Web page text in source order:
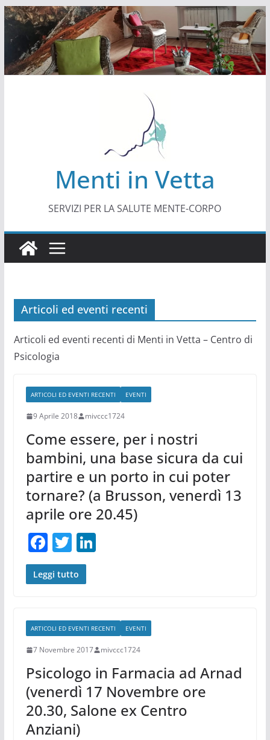
Salta
contenuto
Menti in Vetta
SERVIZI PER LA SALUTE MENTE-CORPO
Articoli ed eventi recenti
Articoli ed eventi recenti di Menti in Vetta – Centro di
Psicologia
ARTICOLI ED EVENTI RECENTI EVENTI
9 Aprile 2018 mivccc1724
Come essere, per i nostri
bambini, una base sicura da cui
partire e un porto in cui poter
tornare? (a Brusson, venerdì 13
aprile ore 20.45)
F
a
c
b
o
o
k
T
w
itt
Li
dI
n
Leggi tutto
ARTICOLI ED EVENTI RECENTI EVENTI
7 Novembre 2017 mivccc1724
Psicologo in Farmacia ad Arnad
(venerdì 17 Novembre ore
20.30, Salone ex Centro
Anziani)